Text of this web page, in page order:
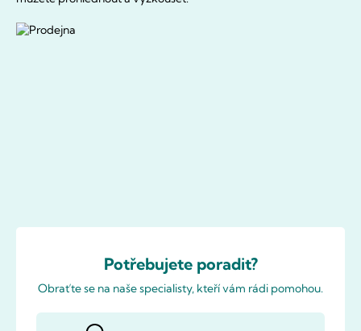
Potřebujete poradit?
Obraťte se na naše specialisty, kteří vám rádi pomohou.